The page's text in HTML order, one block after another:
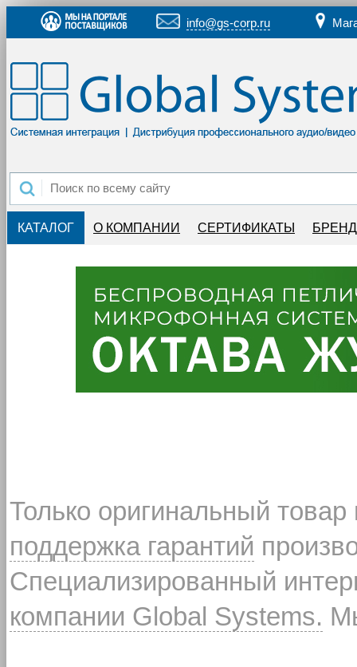
info@gs-corp.ru
КАТАЛОГ О КОМПАНИИ СЕРТИФИКАТЫ
Только оригинальный
поддержка гарантий
Специализированный
компании Global Systems.